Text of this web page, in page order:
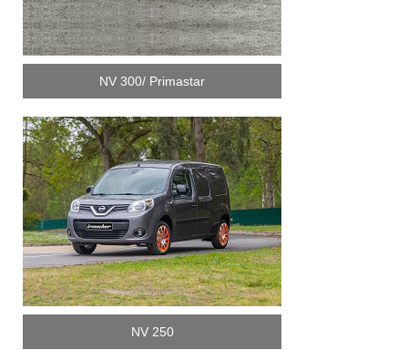
NV 300/ Primastar
NV 250